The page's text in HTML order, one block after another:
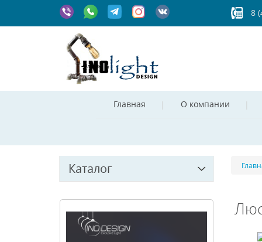
8
Главная О компании
Каталог